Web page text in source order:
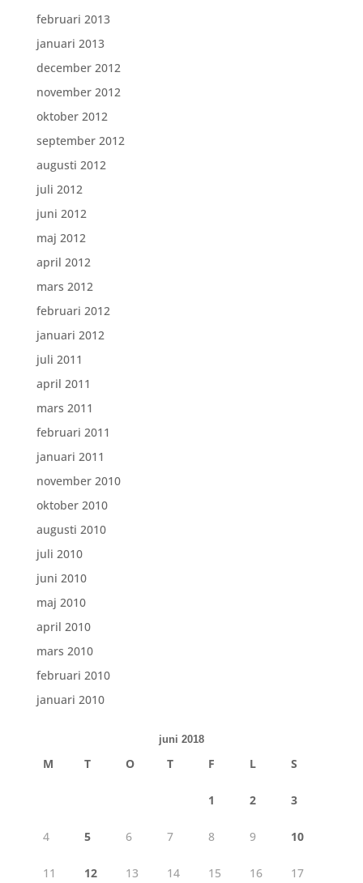
februari 2013
januari 2013
december 2012
november 2012
oktober 2012
september 2012
augusti 2012
juli 2012
juni 2012
maj 2012
april 2012
mars 2012
februari 2012
januari 2012
juli 2011
april 2011
mars 2011
februari 2011
januari 2011
november 2010
oktober 2010
augusti 2010
juli 2010
juni 2010
maj 2010
april 2010
mars 2010
februari 2010
januari 2010
juni 2018
M T O T F L S
1 2 3
4 5 6 7 8 9 10
11 12 13 14 15 16 17